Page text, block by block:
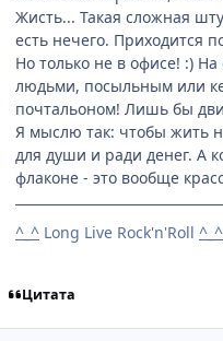
Жисть... Такая сложная
есть нечего. Приходится
Но только не в офисе! :)
людьми, посыльным или
почтальоном! Лишь бы
Я мыслю так: чтобы жить
для души и ради денег. А
флаконе - это вообще
^_^ Long Live Rock'n'Roll ^_^
Цитата